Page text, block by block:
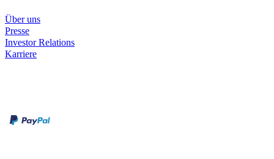
Über uns
Presse
Investor Relations
Karriere